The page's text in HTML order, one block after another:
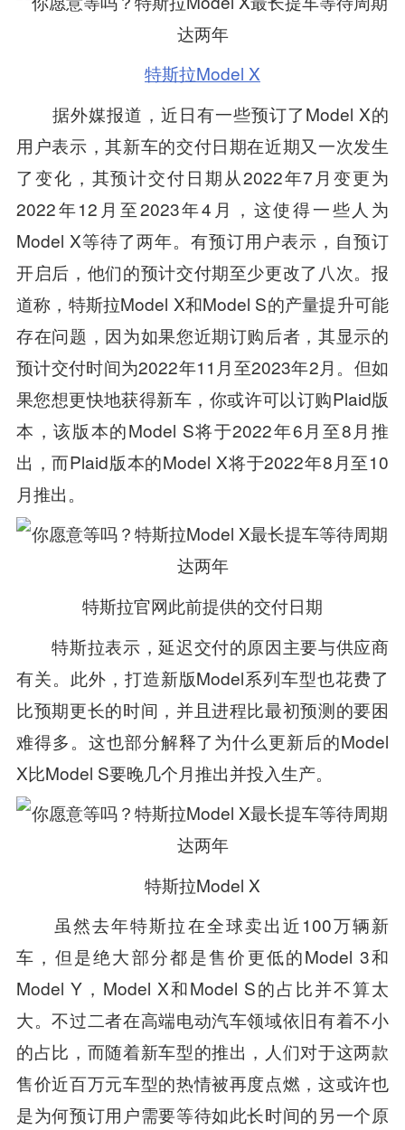
特斯拉Model X
据外媒报道，近日有一些预订了Model X的
用户表示，其新车的交付日期在近期又一次发生
了变化，其预计交付日期从2022年7月变更为
2022年12月至2023年4月，这使得一些人为
Model X等待了两年。有预订用户表示，自预订
开启后，他们的预计交付期至少更改了八次。报
道称，特斯拉Model X和Model S的产量提升可能
存在问题，因为如果您近期订购后者，其显示的
预计交付时间为2022年11月至2023年2月。但如
果您想更快地获得新车，你或许可以订购Plaid版
本，该版本的Model S将于2022年6月至8月推
出，而Plaid版本的Model X将于2022年8月至10
月推出。
特斯拉官网此前提供的交付日期
特斯拉表示，延迟交付的原因主要与供应商
有关。此外，打造新版Model系列车型也花费了
比预期更长的时间，并且进程比最初预测的要困
难得多。这也部分解释了为什么更新后的Model
X比Model S要晚几个月推出并投入生产。
特斯拉Model X
虽然去年特斯拉在全球卖出近100万辆新
车，但是绝大部分都是售价更低的Model 3和
Model Y，Model X和Model S的占比并不算太
大。不过二者在高端电动汽车领域依旧有着不小
的占比，而随着新车型的推出，人们对于这两款
售价近百万元车型的热情被再度点燃，这或许也
是为何预订用户需要等待如此长时间的另一个原